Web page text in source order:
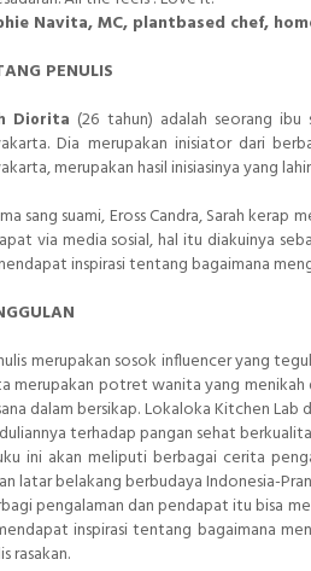
Navita, MC, plantbased chef,
PENULIS
Diorita (26 tahun) adalah seorang
Dia merupakan inisiator dari
merupakan hasil inisiasinya yang
sang suami, Eross Candra, Sarah
via media sosial, hal itu diakuinya
inspirasi tentang bagaimana
merupakan sosok influencer yang
merupakan potret wanita yang menikah
dalam bersikap. Lokaloka Kitchen
terhadap pangan sehat
ini akan meliputi berbagai cerita
latar belakang berbudaya Indonesia-
pengalaman dan pendapat itu bisa
inspirasi tentang bagaimana
rasakan.